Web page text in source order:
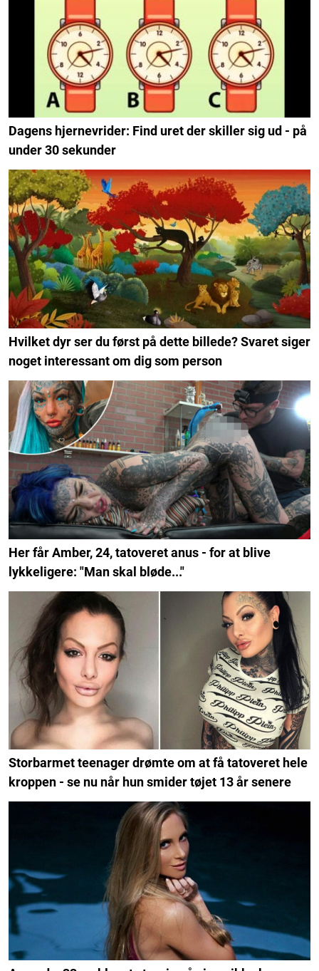
Dagens hjernevrider: Find uret der skiller sig ud - på
under 30 sekunder
Hvilket dyr ser du først på dette billede? Svaret siger
noget interessant om dig som person
Her får Amber, 24, tatoveret anus - for at blive
lykkeligere: "Man skal bløde..."
Storbarmet teenager drømte om at få tatoveret hele
kroppen - se nu når hun smider tøjet 13 år senere